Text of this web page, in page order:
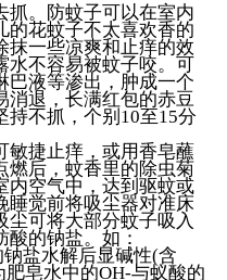
。防蚊子可以在室内
的花蚊子不太喜欢香的
抹一些凉爽和止痒的效
水不容易被蚊子咬。可
巴液等渗出，肿成一个
消退，长满红包的赤豆
持不抓，个别10至15分
捷止痒，或用香皂蘸
燃后，蚊香里的除虫菊
内空气中，达到驱蚊或
睡觉前将吸尘器对准床
尘可将大部分蚊子吸入
的钠盐。如：
钠盐水解后显碱性(含
皂水中的OH-与蚁酸的